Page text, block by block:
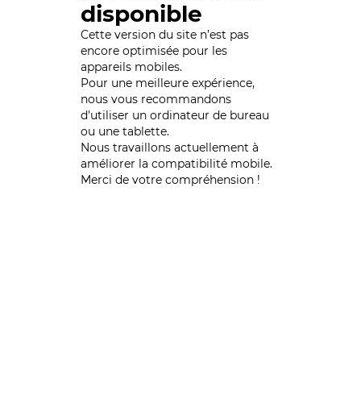
disponible
Cette version du site n’est pas
encore optimisée pour les
appareils mobiles.
Pour une meilleure expérience,
nous vous recommandons
d'utiliser un ordinateur de bureau
ou une tablette.
Nous travaillons actuellement à
améliorer la compatibilité mobile.
Merci de votre compréhension !